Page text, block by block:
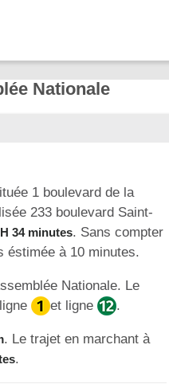
Nationale
1 boulevard de la
233 boulevard Saint-
34 minutes. Sans compter
éstimée à 10 minutes.
Nationale. Le
et ligne .
. Le trajet en marchant à
.